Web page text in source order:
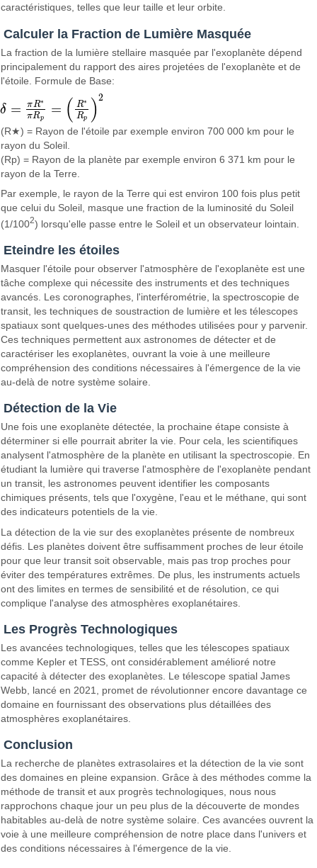
caractéristiques, telles que leur taille et leur orbite.
Calculer la Fraction de Lumière Masquée
La fraction de la lumière stellaire masquée par l'exoplanète dépend
principalement du rapport des aires projetées de l'exoplanète et de
l'étoile. Formule de Base:
δ = πR∗
πRp
= ( R∗
Rp )2
δ =π R∗π Rp ( R∗ R
(R★) = Rayon de l'étoile par exemple environ 700 000 km pour le
rayon du Soleil.
(Rp) = Rayon de la planète par exemple environ 6 371 km pour le
rayon de la Terre.
Par exemple, le rayon de la Terre qui est environ 100 fois plus petit
que celui du Soleil, masque une fraction de la luminosité du Soleil
(1/1002) lorsqu'elle passe entre le Soleil et un observateur lointain.
Eteindre les étoiles
Masquer l'étoile pour observer l'atmosphère de l'exoplanète est une
tâche complexe qui nécessite des instruments et des techniques
avancés. Les coronographes, l'interférométrie, la spectroscopie de
transit, les techniques de soustraction de lumière et les télescopes
spatiaux sont quelques-unes des méthodes utilisées pour y parvenir.
Ces techniques permettent aux astronomes de détecter et de
caractériser les exoplanètes, ouvrant la voie à une meilleure
compréhension des conditions nécessaires à l'émergence de la vie
au-delà de notre système solaire.
Détection de la Vie
Une fois une exoplanète détectée, la prochaine étape consiste à
déterminer si elle pourrait abriter la vie. Pour cela, les scientifiques
analysent l'atmosphère de la planète en utilisant la spectroscopie. En
étudiant la lumière qui traverse l'atmosphère de l'exoplanète pendant
un transit, les astronomes peuvent identifier les composants
chimiques présents, tels que l'oxygène, l'eau et le méthane, qui sont
des indicateurs potentiels de la vie.
La détection de la vie sur des exoplanètes présente de nombreux
défis. Les planètes doivent être suffisamment proches de leur étoile
pour que leur transit soit observable, mais pas trop proches pour
éviter des températures extrêmes. De plus, les instruments actuels
ont des limites en termes de sensibilité et de résolution, ce qui
complique l'analyse des atmosphères exoplanétaires.
Les Progrès Technologiques
Les avancées technologiques, telles que les télescopes spatiaux
comme Kepler et TESS, ont considérablement amélioré notre
capacité à détecter des exoplanètes. Le télescope spatial James
Webb, lancé en 2021, promet de révolutionner encore davantage ce
domaine en fournissant des observations plus détaillées des
atmosphères exoplanétaires.
Conclusion
La recherche de planètes extrasolaires et la détection de la vie sont
des domaines en pleine expansion. Grâce à des méthodes comme la
méthode de transit et aux progrès technologiques, nous nous
rapprochons chaque jour un peu plus de la découverte de mondes
habitables au-delà de notre système solaire. Ces avancées ouvrent la
voie à une meilleure compréhension de notre place dans l'univers et
des conditions nécessaires à l'émergence de la vie.